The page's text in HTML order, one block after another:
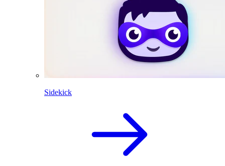
Sidekick